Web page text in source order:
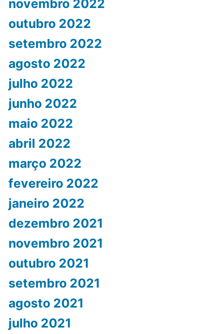
novembro 2022
outubro 2022
setembro 2022
agosto 2022
julho 2022
junho 2022
maio 2022
abril 2022
março 2022
fevereiro 2022
janeiro 2022
dezembro 2021
novembro 2021
outubro 2021
setembro 2021
agosto 2021
julho 2021